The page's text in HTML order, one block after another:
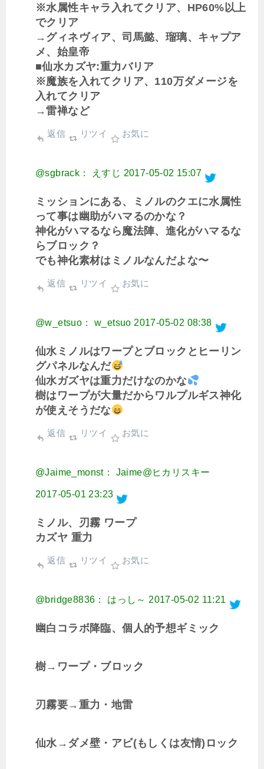
※水属性キャラ入れてクリア、HP60%以上
でクリア
→グィネヴィア、司馬懿、瑠璃、キャプア
メ、始皇帝
■仙水カズヤ:重力バリア
※魔族を入れてクリア、110万ダメージを
入れてクリア
→雷禅など
返信 リツイ お気に
@sgbrack： えすじ 2017-05-02 15:07
ミッションにある、ミノルのクエに水属性
って事は幽助がハマるのかな？
神化がハマるなら魔法陣、進化がハマるな
らブロック？
でも神化素材はミノルなんだよな〜
返信 リツイ お気に
@w_etsuo： w_etsuo 2017-05-02 08:38
仙水ミノルはワープとブロックとヒーリン
グパネルなんだ
仙水ガズヤは重力だけなのかな
樹はワープが大量だからワルプルギス神化
が使えそうだな
返信 リツイ お気に
@Jaime_monst： Jaime@ヒカリスキー
2017-05-01 23:23
ミノル、刃霧 ワープ
カズヤ 重力
返信 リツイ お気に
@bridge8836： はっし～ 2017-05-02 11:21
幽白コラボ降臨、個人的予想ギミック
樹→ワープ・ブロック
刃霧要→重力・地雷
仙水→ダメ壁・アビ(もしくは友情)ロック